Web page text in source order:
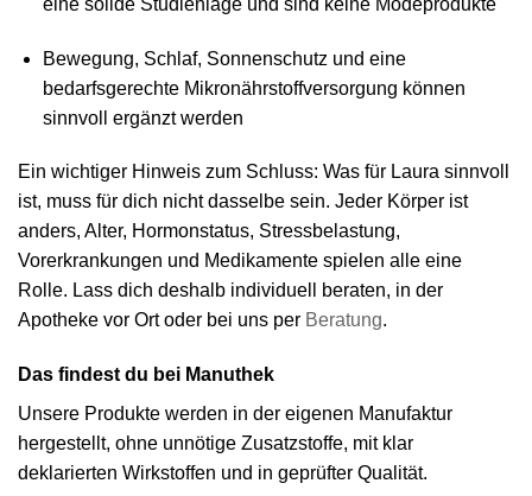
Bewegung, Schlaf, Sonnenschutz und eine
bedarfsgerechte Mikronährstoffversorgung können
sinnvoll ergänzt werden
Ein wichtiger Hinweis zum Schluss: Was für Laura sinnvoll
ist, muss für dich nicht dasselbe sein. Jeder Körper ist
anders, Alter, Hormonstatus, Stressbelastung,
Vorerkrankungen und Medikamente spielen alle eine
Rolle. Lass dich deshalb individuell beraten, in der
Apotheke vor Ort oder bei uns per Beratung.
Das findest du bei Manuthek
Unsere Produkte werden in der eigenen Manufaktur
hergestellt, ohne unnötige Zusatzstoffe, mit klar
deklarierten Wirkstoffen und in geprüfter Qualität.